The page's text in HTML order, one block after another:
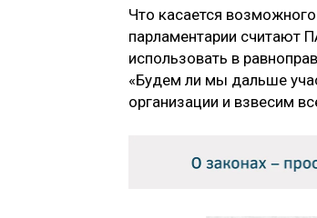
Что касается
парламентарии считают
использовать в
«Будем ли мы дальше
организации и взвесим